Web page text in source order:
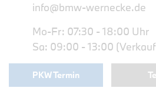
info@bmw-wernecke.de
Mo-Fr: 07:30 - 18:00 Uhr
Sa: 09:00 - 13:00
PKW Termin